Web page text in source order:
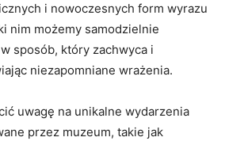
i ‍nowoczesnych form wyrazu
nim możemy samodzielnie
​sposób, który‍ zachwyca i
‌niezapomniane wrażenia.
uwagę na unikalne wydarzenia⁤
przez ‌muzeum, ‍takie jak